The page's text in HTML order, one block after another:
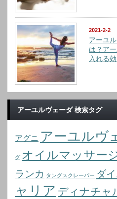
2021-2-2
アーユ
は？ア
入れる
アーユルヴェーダ 検索タグ
アグニ アーユルヴ
グ オイルマッサー
ランカ タングスクレーパー ダ
ャリア ディナチャ